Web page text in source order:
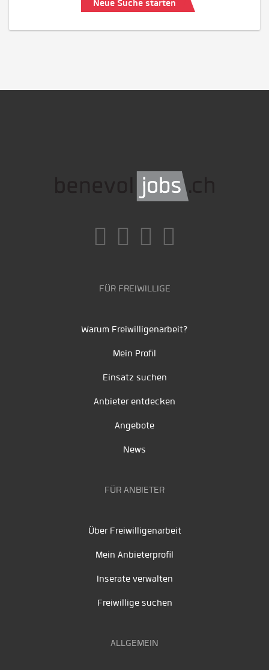
Neue Suche starten
FÜR FREIWILLIGE
Warum Freiwilligenarbeit?
Mein Profil
Einsatz suchen
Anbieter entdecken
Angebote
News
FÜR ANBIETER
Über Freiwilligenarbeit
Mein Anbieterprofil
Inserate verwalten
Freiwillige suchen
ALLGEMEIN